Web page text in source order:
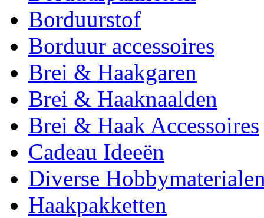
Borduurstof
Borduur accessoires
Brei & Haakgaren
Brei & Haaknaalden
Brei & Haak Accessoires
Cadeau Ideeën
Diverse
Haakpakketten